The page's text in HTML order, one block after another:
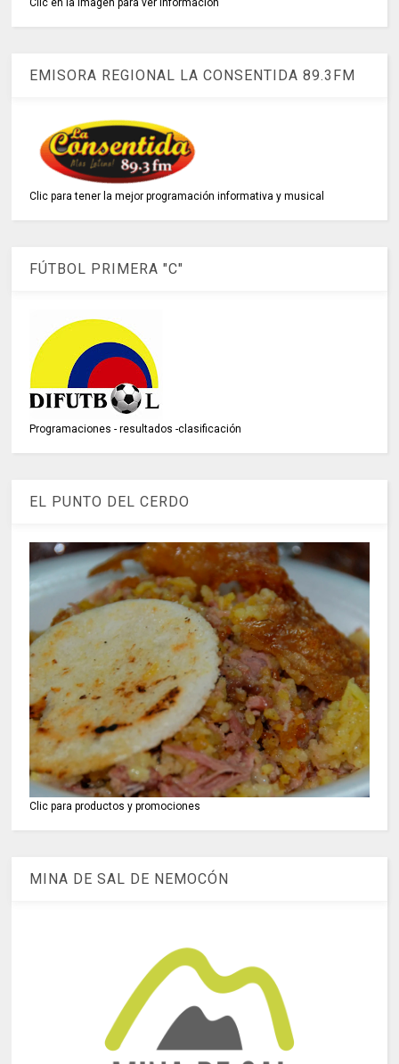
Clic en la imagen para ver información
EMISORA REGIONAL LA CONSENTIDA 89.3FM
Clic para tener la mejor programación informativa y musical
FÚTBOL PRIMERA "C"
Programaciones - resultados -clasificación
EL PUNTO DEL CERDO
Clic para productos y promociones
MINA DE SAL DE NEMOCÓN